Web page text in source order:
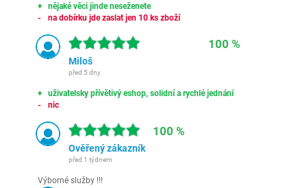
nějaké věci jinde neseženete
na dobírku jde zaslat jen 10 ks zboží
100 %
Miloš
před 5 dny
uživatelsky přívětivý eshop, solidní a rychlé jednání
nic
100 %
Ověřený zákazník
před 1 týdnem
Výborné služby !!!